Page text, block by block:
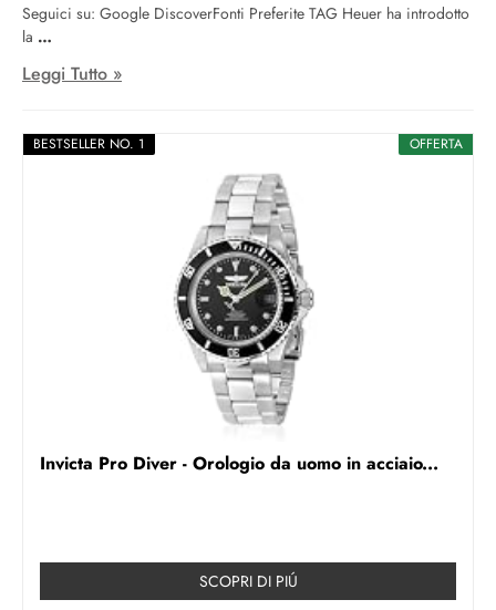
OFFERTA
BESTSELLER NO. 1
Invicta Pro Diver - Orologio da uomo in acciaio...
SCOPRI DI PIÚ
Seguici su: Google DiscoverFonti Preferite TAG Heuer ha introdotto
la
Leggi Tutto »